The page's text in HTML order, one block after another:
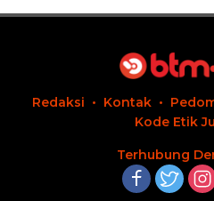
Redaksi Kontak
Kode Etik
Terhubung